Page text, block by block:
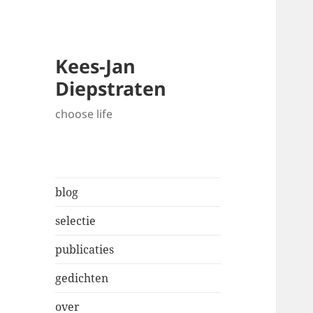
Kees-Jan
Diepstraten
choose life
blog
selectie
publicaties
gedichten
over